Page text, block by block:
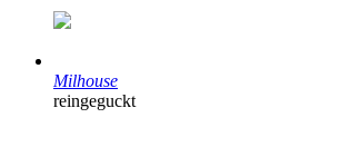
Milhouse
reingeguckt